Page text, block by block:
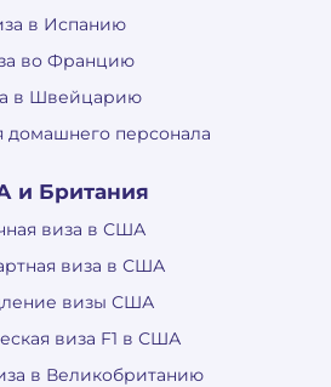
в Испанию
во Францию
в Швейцарию
домашнего персонала
и Британия
виза в США
виза в США
визы США
виза F1 в США
в Великобританию